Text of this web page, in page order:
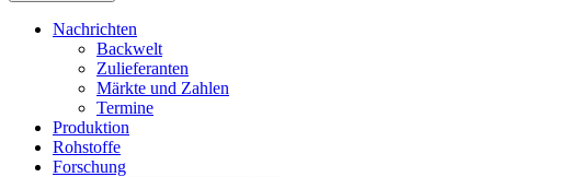
Nachrichten
Backwelt
Zulieferanten
Märkte und Zahlen
Termine
Produktion
Rohstoffe
Forschung